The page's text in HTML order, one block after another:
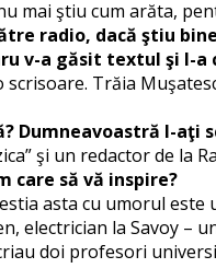
mai ştiu cum arăta,
radio, dacă ştiu
v-a găsit textul şi l-
scrisoare. Trăia
Dumneavoastră l-
şi un redactor de la
care să vă inspire?
asta cu umorul
electrician la Savoy –
doi profesori